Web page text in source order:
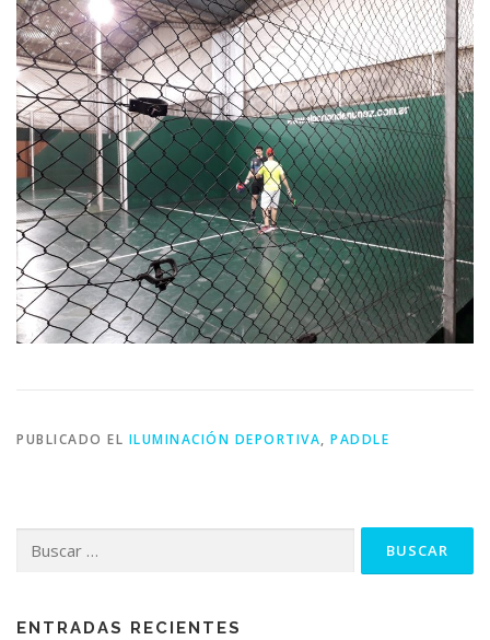
PUBLICADO EL ILUMINACIÓN DEPORTIVA, PADDLE
ENTRADAS RECIENTES